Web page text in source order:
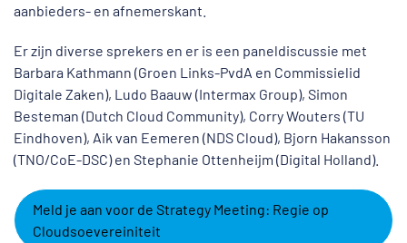
aanbieders- en afnemerskant.
Er zijn diverse sprekers en er is een paneldiscussie met
Barbara Kathmann (Groen Links-PvdA en Commissielid
Digitale Zaken), Ludo Baauw (Intermax Group), Simon
Besteman (Dutch Cloud Community), Corry Wouters (TU
Eindhoven), Aik van Eemeren (NDS Cloud), Bjorn Hakansson
(TNO/CoE-DSC) en Stephanie Ottenheijm (Digital Holland).
Meld je aan voor de Strategy Meeting: Regie op
Cloudsoevereiniteit